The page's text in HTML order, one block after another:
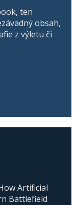
ten
obsah,
z výletu či
Artificial
Battlefield